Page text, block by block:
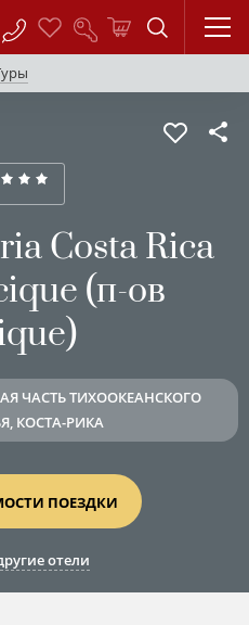
Costa Rica
(п-ов
ЧАСТЬ ТИХООКЕАНСКОГО
КОСТА-РИКА
ПОЕЗДКИ
отели